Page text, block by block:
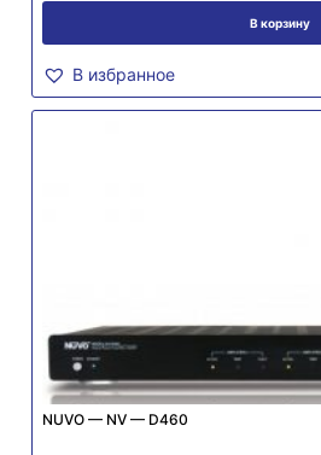
В корзину
В избранное
NUVO — NV — D460